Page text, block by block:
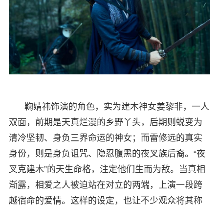
鞠婧祎饰演的角色，实为建木神女姜黎非，一人
双面，前期是天真烂漫的乡野丫头，后期则蜕变为
清冷坚韧、身负三界命运的神女；而雷修远的真实
身份，则是身负诅咒、隐忍腹黑的夜叉族后裔。“夜
叉克建木”的天生命格，注定他们生而为敌。当真相
渐露，相爱之人被迫站在对立的两端，上演一段跨
越宿命的爱情。这样的设定，也让不少观众将其称